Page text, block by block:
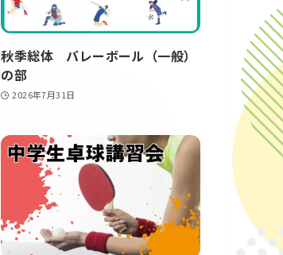
秋季総体 バレーボール（一般）
の部
2026年7月31日